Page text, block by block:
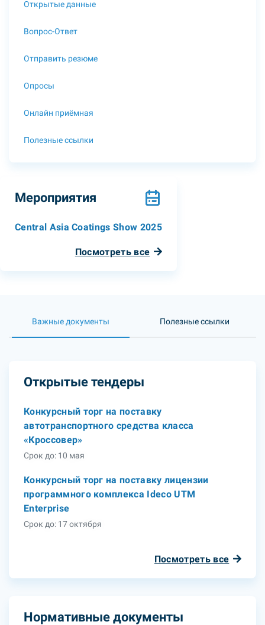
Открытые данные
Вопрос-Ответ
Отправить резюме
Опросы
Онлайн приёмная
Полезные ссылки
Мероприятия
Central Asia Coatings Show 2025
Посмотреть все
Важные документы Полезные ссылки
Открытые тендеры
Конкурсный торг на поставку
автотранспортного средства класса
«Кроссовер»
Срок до: 10 мая
Конкурсный торг на поставку лицензии
программного комплекса Ideco UTM
Enterprise
Срок до: 17 октября
Посмотреть все
Нормативные документы